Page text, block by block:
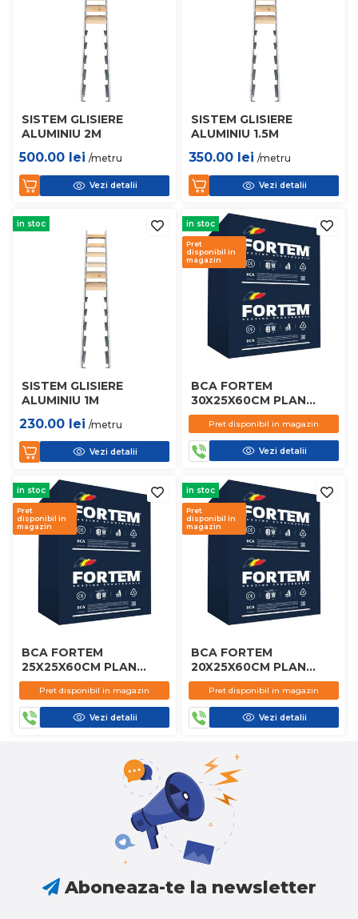
SISTEM GLISIERE
ALUMINIU 2M
500.00 lei /metru
Vezi detalii
SISTEM GLISIERE
ALUMINIU 1.5M
350.00 lei /metru
Vezi detalii
in stoc
SISTEM GLISIERE
ALUMINIU 1M
230.00 lei /metru
Vezi detalii
in stoc
Pret
disponibil in
magazin
BCA FORTEM
30X25X60CM PLAN
D450
Pret disponibil in magazin
Vezi detalii
in stoc
Pret
disponibil in
magazin
BCA FORTEM
25X25X60CM PLAN
D450
Pret disponibil in magazin
Vezi detalii
in stoc
Pret
disponibil in
magazin
BCA FORTEM
20X25X60CM PLAN
D450
Pret disponibil in magazin
Vezi detalii
Aboneaza-te la newsletter